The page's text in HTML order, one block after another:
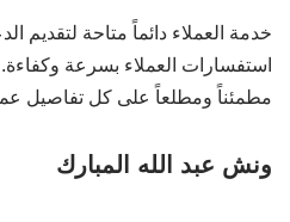
خدمة العملاء دائماً متاحة لتقديم
استفسارات العملاء بسرعة
مطمئناً ومطلعاً على كل تفاصيل
ونش عبد الله المبارك